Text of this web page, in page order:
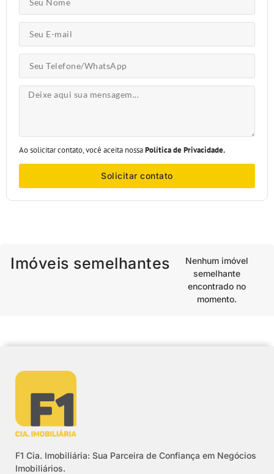
Ao solicitar contato, você aceita nossaPolítica de Privacidade.
Solicitar contato
Imóveis semelhantes
Nenhum imóvel
semelhante
encontrado no
momento.
F1 Cia. Imobiliária: Sua Parceira de Confiança em Negócios
Imobiliários.